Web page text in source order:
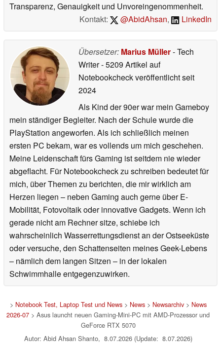
Transparenz, Genauigkeit und Unvoreingenommenheit.
Kontakt:
@AbidAhsan, LinkedIn
Übersetzer: Marius Müller- Tech
Writer- 5209 Artikel auf
Notebookcheck veröffentlichtseit
2024
Als Kind der 90er war mein Gameboy
mein ständiger Begleiter. Nach der Schule wurde die
PlayStation angeworfen. Als ich schließlich meinen
ersten PC bekam, war es vollends um mich geschehen.
Meine Leidenschaft fürs Gaming ist seitdem nie wieder
abgeflacht. Für Notebookcheck zu schreiben bedeutet für
mich, über Themen zu berichten, die mir wirklich am
Herzen liegen – neben Gaming auch gerne über E-
Mobilität, Fotovoltaik oder innovative Gadgets. Wenn ich
gerade nicht am Rechner sitze, schiebe ich
wahrscheinlich Wasserrettungsdienst an der Ostseeküste
oder versuche, den Schattenseiten meines Geek-Lebens
– nämlich dem langen Sitzen – in der lokalen
Schwimmhalle entgegenzuwirken.
> Notebook Test, Laptop Test und News> News> Newsarchiv> News
2026-07 > Asus launcht neuen Gaming-Mini-PC mit AMD-Prozessor und
GeForce RTX 5070
Autor: Abid Ahsan Shanto, 8.07.2026 (Update: 8.07.2026)